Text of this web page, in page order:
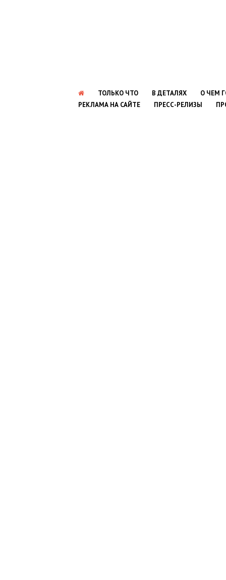
ТОЛЬКО ЧТО В ДЕТАЛЯХ
О ЧЕМ
РЕКЛАМА НА САЙТЕ
ПРЕСС-РЕЛИЗЫ